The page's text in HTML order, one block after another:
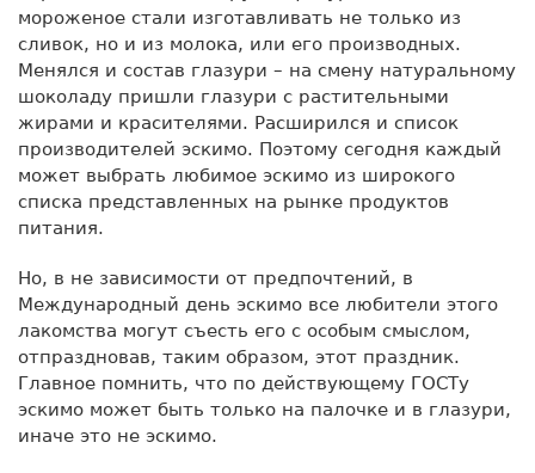
мороженое стали изготавливать не только из
сливок, но и из молока, или его производных.
Менялся и состав глазури – на смену натуральному
шоколаду пришли глазури с растительными
жирами и красителями. Расширился и список
производителей эскимо. Поэтому сегодня каждый
может выбрать любимое эскимо из широкого
списка представленных на рынке продуктов
питания.
Но, в не зависимости от предпочтений, в
Международный день эскимо все любители этого
лакомства могут съесть его с особым смыслом,
отпраздновав, таким образом, этот праздник.
Главное помнить, что по действующему ГОСТу
эскимо может быть только на палочке и в глазури,
иначе это не эскимо.